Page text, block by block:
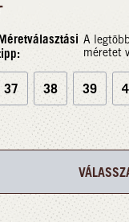
A
méretet
37 38 39